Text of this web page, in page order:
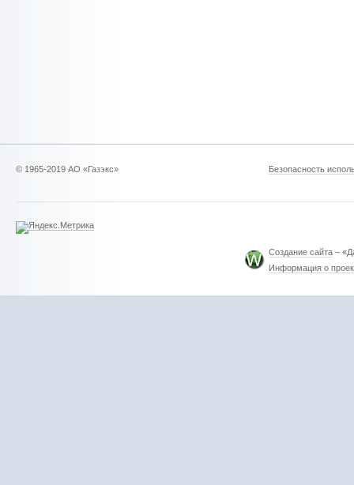
© 1965-2019 АО «Газэкс» Безопасность
Создание сайта –
Информация о